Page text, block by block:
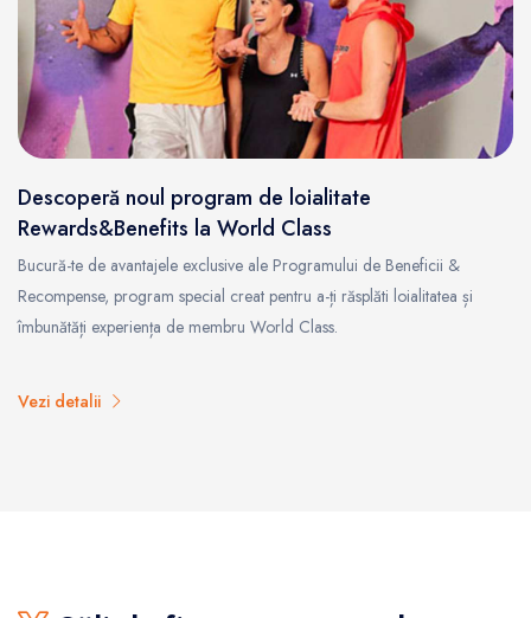
Descoperă noul program de loialitate
Rewards&Benefits la World Class
Bucură-te de avantajele exclusive ale Programului de Beneficii &
Recompense, program special creat pentru a-ți răsplăti loialitatea și
îmbunătăți experiența de membru World Class.
Vezi detalii